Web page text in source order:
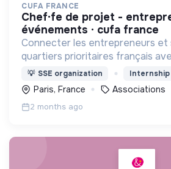
CUFA FRANCE
chef·fe de projet - entrepreneuriat &
événements · cufa france
Connecter les entrepreneurs et
quartiers prioritaires français
investisseurs, VCs ,incubateurs,
mentors, ..
💡 SSE organization Internship
Paris, France Associations
2 months ago